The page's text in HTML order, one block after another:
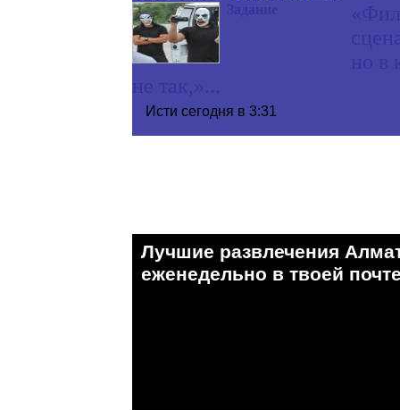
Исти сегодня в 3:31
Лучшие развлечения
eженедельно в твоей